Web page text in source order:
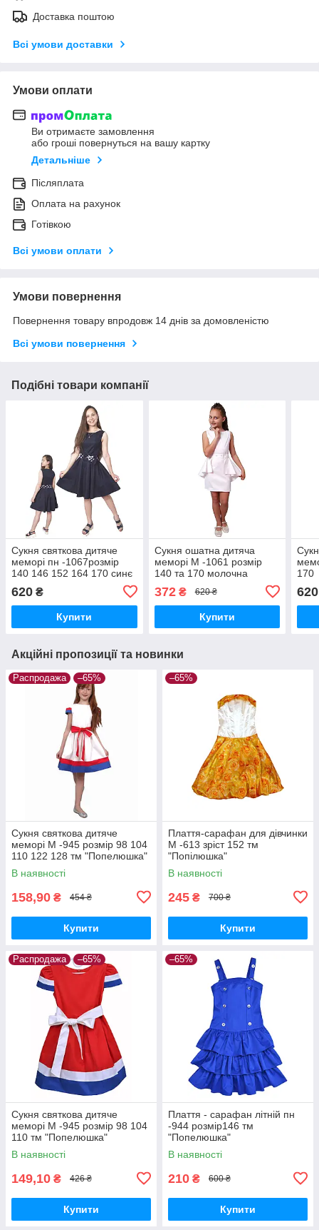
Доставка поштою
Всі умови доставки
Умови оплати
Ви отримаєте замовлення
або гроші повернуться на вашу картку
Детальніше
Післяплата
Оплата на рахунок
Готівкою
Всі умови оплати
Умови повернення
Повернення товару впродовж 14 днів за домовленістю
Всі умови повернення
Подібні товари компанії
Сукня святкова дитяче
меморі пн -1067розмір
140 146 152 164 170 синє
620 ₴
Купити
Сукня ошатна дитяча
меморі М -1061 розмір
140 та 170 молочна
372₴ 620 ₴
Купити
170
620
Акційні пропозиції та новинки
Распродажа –65%
Сукня святкова дитяче
меморі М -945 розмір 98 104
110 122 128 тм "Попелюшка"
В наявності
158,90 ₴ 454 ₴
Купити
–65%
Плаття-сарафан для дівчинки
М -613 зріст 152 тм
"Попілюшка"
В наявності
245 ₴ 700 ₴
Купити
Распродажа –65%
Сукня святкова дитяче
меморі М -945 розмір 98 104
110 тм "Попелюшка"
В наявності
149,10 ₴ 426 ₴
Купити
–65%
Плаття - сарафан літній пн
-944 розмір146 тм
"Попелюшка"
В наявності
210 ₴ 600 ₴
Купити